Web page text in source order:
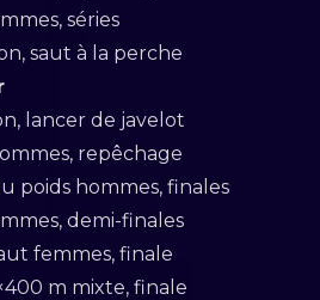
séries
saut à la perche
lancer de javelot
repêchage
poids hommes, finales
demi-finales
femmes, finale
m mixte, finale